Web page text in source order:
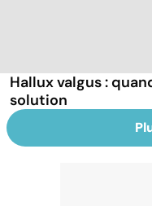
Hallux valgus :
solution